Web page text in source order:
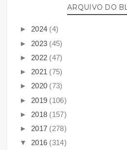
ARQUIVO DO
► 2024 (4)
► 2023 (45)
► 2022 (47)
► 2021 (75)
► 2020 (73)
► 2019 (106)
► 2018 (157)
► 2017 (278)
▼ 2016 (314)